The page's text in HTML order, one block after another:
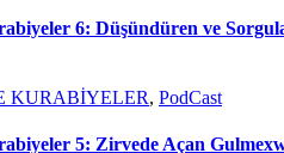
6: Düşündüren ve
KURABİYELER, PodCast
5: Zirvede Açan